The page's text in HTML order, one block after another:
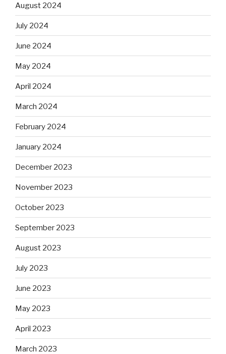
August 2024
July 2024
June 2024
May 2024
April 2024
March 2024
February 2024
January 2024
December 2023
November 2023
October 2023
September 2023
August 2023
July 2023
June 2023
May 2023
April 2023
March 2023